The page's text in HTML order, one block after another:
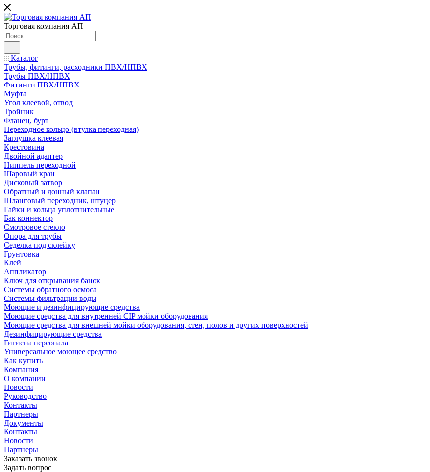
Торговая компания АП
Каталог
Трубы, фитинги, расходники ПВХ/НПВХ
Трубы ПВХ/НПВХ
Фитинги ПВХ/НПВХ
Муфта
Угол клеевой, отвод
Тройник
Фланец, бурт
Переходное кольцо (втулка переходная)
Заглушка клеевая
Крестовина
Двойной адаптер
Ниппель переходной
Шаровый кран
Дисковый затвор
Обратный и донный клапан
Шланговый переходник, штуцер
Гайки и кольца уплотнительные
Бак коннектор
Смотровое стекло
Опора для трубы
Седелка под склейку
Грунтовка
Клей
Аппликатор
Ключ для открывания банок
Системы обратного осмоса
Системы фильтрации воды
Моющие и дезинфицирующие средства
Моющие средства для внутренней CIP мойки оборудования
Моющие средства для внешней мойки оборудования, стен, полов и других поверхностей
Дезинфицирующие средства
Гигиена персонала
Универсальное моющее средство
Как купить
Компания
О компании
Новости
Руководство
Контакты
Партнеры
Документы
Контакты
Новости
Партнеры
Заказать звонок
Задать вопрос